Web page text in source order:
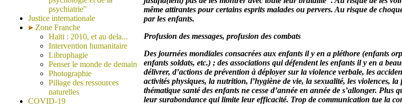
psychiatrie"
Justice internationale
Zone Franche
Haïti : 2010, et au dela...
Intervention humanitaire
Librophagie
Penser le monde de demain
Photographie
Pillage des ressources
naturelles
COVID-19
même attirantes pour certains esprits malades ou pervers. Au risque de
par les enfants.
Profusion des messages, profusion des combats
Des journées mondiales consacrées aux enfants il y en a pléthore (enfants
enfants soldats, etc.) ; des associations qui défendent les enfants il y en a
délivrer, d’actions de prévention à déployer sur la violence verbale, les
activités physiques, la nutrition, l’hygiène de vie, la sexualité, les violences, la
thématique santé des enfants ne cesse d’année en année de s’allonger. Plus
leur surabondance qui limite leur efficacité. Trop de communication tue la